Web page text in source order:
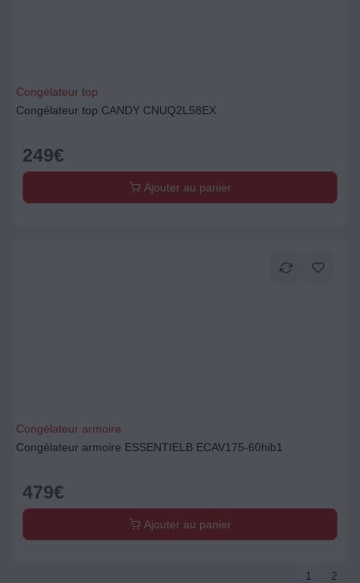
Congélateur top
Congélateur top CANDY CNUQ2L58EX
249€
Ajouter au panier
Congélateur armoire
Congélateur armoire ESSENTIELB ECAV175-60hib1
479€
Ajouter au panier
1 2